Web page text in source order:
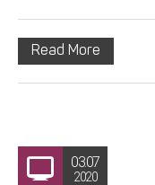
Read More
03.07
2020